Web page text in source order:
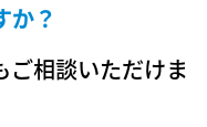
か？
ご相談いただけま